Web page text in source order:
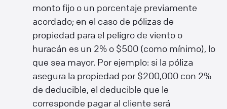
monto fijo o un porcentaje previamente
acordado; en el caso de pólizas de
propiedad para el peligro de viento o
huracán es un 2% o $500 (como mínimo), lo
que sea mayor. Por ejemplo: si la póliza
asegura la propiedad por $200,000 con 2%
de deducible, el deducible que le
corresponde pagar al cliente será